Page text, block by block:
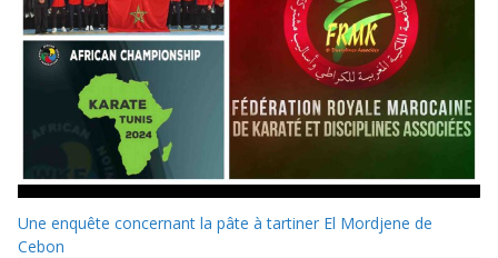
Une enquête concernant la pâte à tartiner El Mordjene de
Cebon